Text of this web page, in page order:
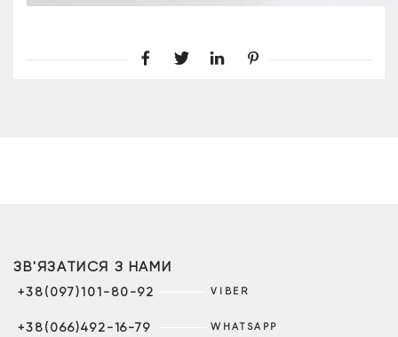
ЗВ'ЯЗАТИСЯ З НАМИ
+38(097)101-80-92 VIBER
+38(066)492-16-79 WHATSAPP